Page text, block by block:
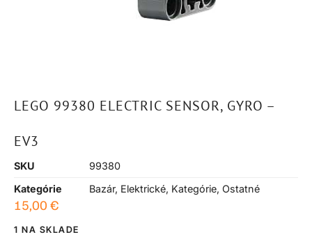
LEGO 99380 ELECTRIC SENSOR, GYRO –
EV3
SKU
99380
Kategórie
Bazár, Elektrické, Kategórie, Ostatné
15,00 €
1 NA SKLADE